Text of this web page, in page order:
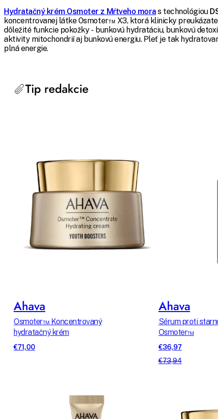
Hydratačný krém Osmoter z Mŕtveho mora s technológiou
koncentrovanej látke Osmoter™ X3, ktorá klinicky
dôležité funkcie pokožky - bunkovú hydratáciu, bunkovú
aktivity mitochondrií aj bunkovú energiu. Pleť je tak
plná energie.
Tip redakcie
Ahava
Osmoter™ Koncentrovaný
hydratačný krém
€71,00
Ahava
Sérum proti
Osmoter™
€36,97
€73,94